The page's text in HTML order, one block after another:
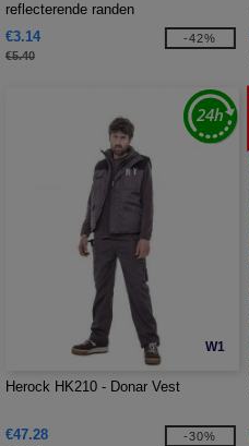
reflecterende randen
€3.14
€5.40
-42%
W1
Herock HK210 - Donar Vest
€47.28 -30%